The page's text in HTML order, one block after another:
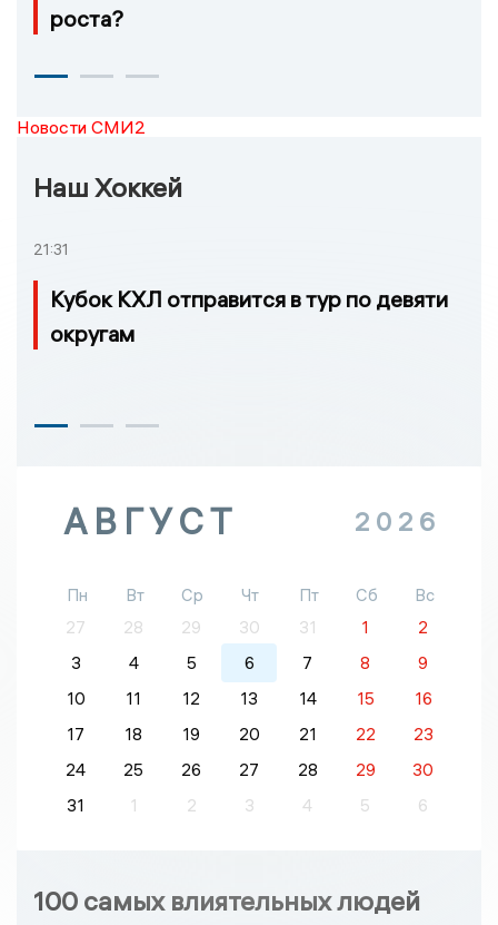
роста?
Новости СМИ2
Наш Хоккей
21:31
Кубок КХЛ отправится в тур по девяти
округам
АВГУСТ 2026
Пн Вт Ср Чт Пт Сб
Вс
27
28 29 30 31 1
2
3
4 5 6 7 8
9
10
11 12 13 14 15
16
17
18 19 20 21 22
23
24
25 26 27 28 29
30
31
1 2 3 4 5 6
100 самых влиятельных людей